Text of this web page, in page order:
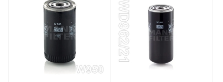
Part Number
Sử dụng cho
Lưu lượng